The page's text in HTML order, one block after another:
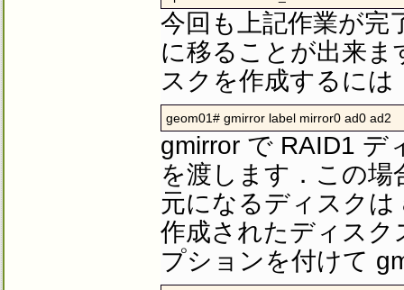
今回も上記作業が完
に移ることが出来ま
スクを作成するには
geom01# gmirror label mirror0 ad0 ad2
gmirror で RAID1 デ
を渡します．この
元になるディスク
作成されたディス
プションを付けて